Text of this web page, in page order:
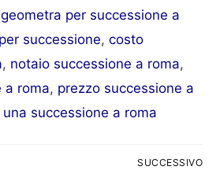
per successione a
successione, costo
, notaio successione a roma,
a roma, prezzo successione a
successione a roma
SUCCESSIVO